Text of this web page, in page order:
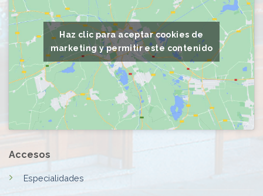
Haz clic para aceptar cookies de
marketing y permitir este contenido
Accesos
Especialidades